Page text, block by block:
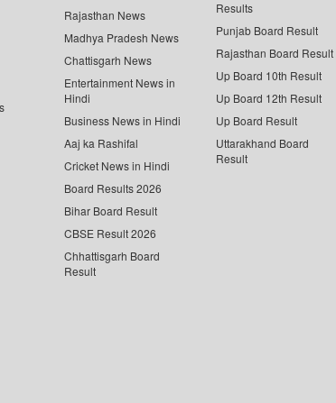
Rajasthan News
Madhya Pradesh News
Chattisgarh News
Entertainment News in
Hindi
Business News in Hindi
Aaj ka Rashifal
Cricket News in Hindi
Board Results 2026
Bihar Board Result
CBSE Result 2026
Chhattisgarh Board
Result
Results
Punjab Board Result
Rajasthan Board Result
Up Board 10th Result
Up Board 12th Result
Up Board Result
Uttarakhand Board
Result